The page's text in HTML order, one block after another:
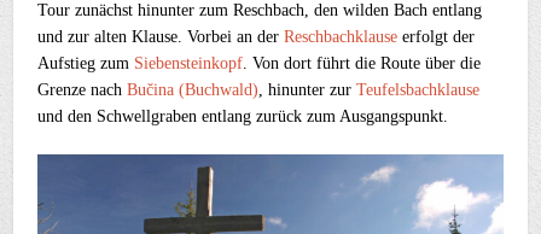
Tour zunächst hinunter zum Reschbach, den wilden Bach entlang
und zur alten Klause. Vorbei an derReschbachklause erfolgt der
Aufstieg zum Siebensteinkopf. Von dort führt die Route über die
Grenze nachBučina (Buchwald), hinunter zurTeufelsbachklause
und den Schwellgraben entlang zurück zum Ausgangspunkt.